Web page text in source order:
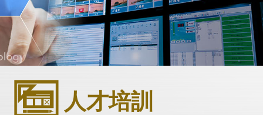
人才培訓